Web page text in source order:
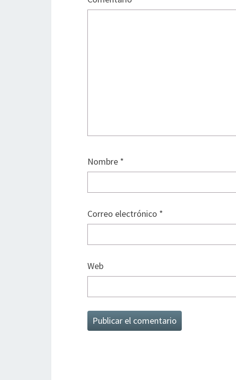
Nombre *
Correo electrónico *
Web